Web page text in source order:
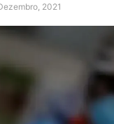
2021